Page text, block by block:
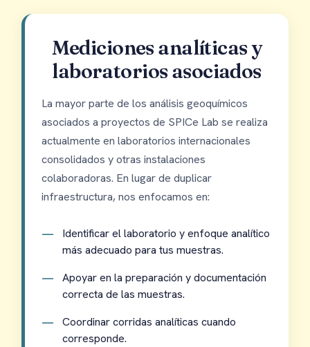
Mediciones analíticas y
laboratorios asociados
La mayor parte de los análisis geoquímicos
asociados a proyectos de SPICe Lab se realiza
actualmente en laboratorios internacionales
consolidados y otras instalaciones
colaboradoras. En lugar de duplicar
infraestructura, nos enfocamos en:
Identificar el laboratorio y enfoque analítico
más adecuado para tus muestras.
Apoyar en la preparación y documentación
correcta de las muestras.
Coordinar corridas analíticas cuando
corresponde.